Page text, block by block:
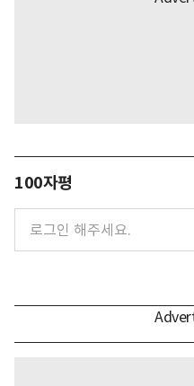
100자평